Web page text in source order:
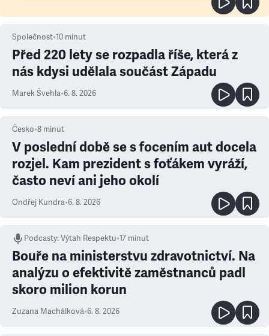
Společnost•10 minut
Před 220 lety se rozpadla říše, která z
nás kdysi udělala součást Západu
Marek Švehla•6. 8. 2026
Česko•8 minut
V poslední době se s focením aut docela
rozjel. Kam prezident s foťákem vyráží,
často neví ani jeho okolí
Ondřej Kundra•6. 8. 2026
Podcasty:Výtah Respektu•17 minut
Bouře na ministerstvu zdravotnictví. Na
analýzu o efektivitě zaměstnanců padl
skoro milion korun
Zuzana Machálková•6. 8. 2026